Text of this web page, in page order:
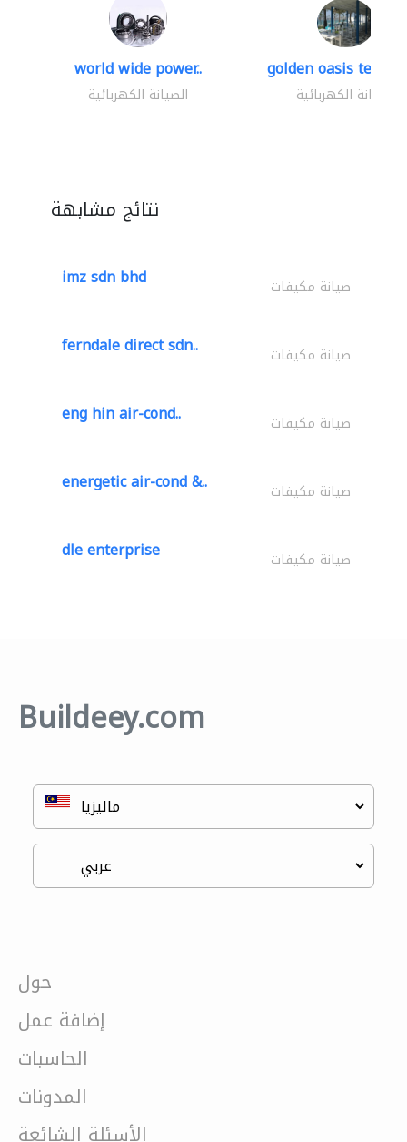
world wide power..
الصيانة الكهربائية
golden oasis
الصيانة الكهربائية
نتائج مشابهة
imz sdn bhd صيانة مكيفات
ferndale direct sdn.. صيانة مكيفات
eng hin air-cond.. صيانة مكيفات
energetic air-cond &.. صيانة مكيفات
dle enterprise صيانة مكيفات
Buildeey.com
حول
إضافة عمل
الحاسبات
المدونات
الأسئلة الشائعة